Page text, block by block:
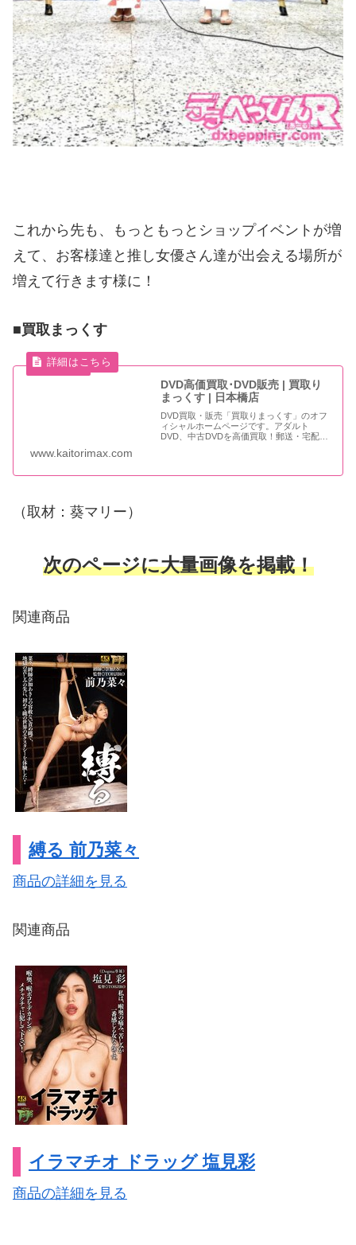
これから先も、もっともっとショップイベントが増
えて、お客様達と推し女優さん達が出会える場所が
増えて行きます様に！
■買取まっくす
DVD高価買取･DVD販売 | 買取り
まっくす | 日本橋店
DVD買取・販売「買取りまっくす」のオフ
ィシャルホームページです。アダルト
DVD、中古DVDを高価買取！郵送・宅配買
す！
www.kaitorimax.com
（取材：葵マリー）
次のページに大量画像を掲載！
関連商品
縛る 前乃菜々
商品の詳細を見る
関連商品
イラマチオ ドラッグ 塩見彩
商品の詳細を見る